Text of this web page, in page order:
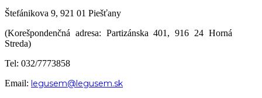
Štefánikova 9, 921 01 Piešťany
(Korešpondenčná adresa: Partizánska 401, 916 24 Horná
Streda)
Tel: 032/7773858
Email: legusem@legusem.sk